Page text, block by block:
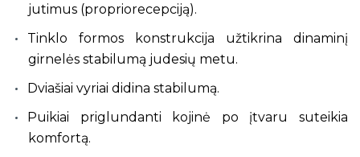
jutimus (propriorecepciją).
Tinklo formos konstrukcija užtikrina dinaminį
girnelės stabilumą judesių metu.
Dviašiai vyriai didina stabilumą.
Puikiai priglundanti kojinė po įtvaru suteikia
komfortą.